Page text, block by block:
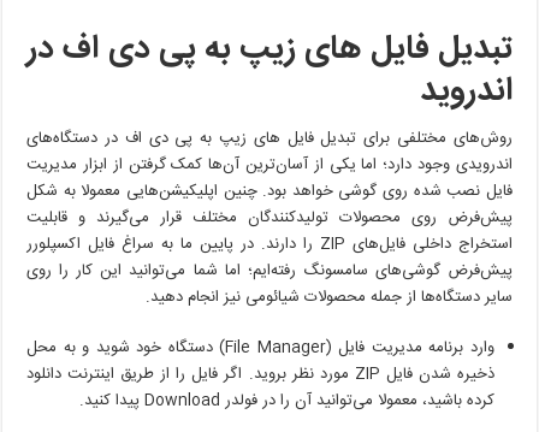
تبدیل فایل های زیپ به پی دی اف در
اندروید
روش‌های مختلفی برای تبدیل فایل های زیپ به پی دی اف در دستگاه‌های
اندرویدی وجود دارد؛ اما یکی از آسان‌ترین آن‌ها کمک گرفتن از ابزار مدیریت
فایل نصب شده روی گوشی خواهد بود. چنین اپلیکیشن‌هایی معمولا به شکل
پیش‌فرض روی محصولات تولیدکنندگان مختلف قرار می‌گیرند و قابلیت
استخراج داخلی فایل‌های ZIP را دارند. در پایین ما به سراغ فایل اکسپلورر
پیش‌فرض گوشی‌های سامسونگ رفته‌ایم؛ اما شما می‌توانید این کار را روی
سایر دستگاه‌ها از جمله محصولات شیائومی نیز انجام دهید.
وارد برنامه مدیریت فایل (File Manager) دستگاه خود شوید و به محل
ذخیره شدن فایل ZIP مورد نظر بروید. اگر فایل را از طریق اینترنت دانلود
کرده باشید، معمولا می‌توانید آن را در فولدر Download پیدا کنید.